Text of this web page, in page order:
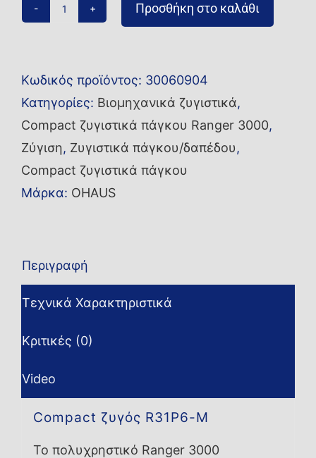
Compact
M
ποσότητα
Προσθήκη στο καλάθι
Κωδικός προϊόντος: 30060904
Κατηγορίες: Βιομηχανικά ζυγιστικά,
Compact ζυγιστικά πάγκου Ranger 3000,
Ζύγιση, Ζυγιστικά πάγκου/δαπέδου,
Compact ζυγιστικά πάγκου
Μάρκα: OHAUS
Περιγραφή
Τεχνικά Χαρακτηριστικά
Κριτικές (0)
Video
Compact ζυγός R31P6-M
Το πολυχρηστικό Ranger 3000